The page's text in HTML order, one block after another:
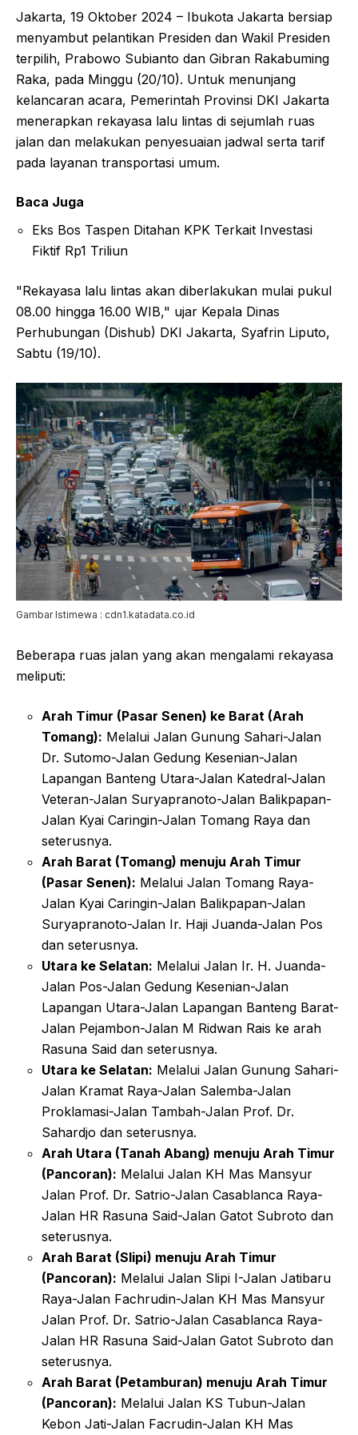
Jakarta, 19 Oktober 2024 – Ibukota Jakarta bersiap
menyambut pelantikan Presiden dan Wakil Presiden
terpilih, Prabowo Subianto dan Gibran Rakabuming
Raka, pada Minggu (20/10). Untuk menunjang
kelancaran acara, Pemerintah Provinsi DKI Jakarta
menerapkan rekayasa lalu lintas di sejumlah ruas
jalan dan melakukan penyesuaian jadwal serta tarif
pada layanan transportasi umum.
Baca Juga
Eks Bos Taspen Ditahan KPK Terkait Investasi
Fiktif Rp1 Triliun
"Rekayasa lalu lintas akan diberlakukan mulai pukul
08.00 hingga 16.00 WIB," ujar Kepala Dinas
Perhubungan (Dishub) DKI Jakarta, Syafrin Liputo,
Sabtu (19/10).
Gambar Istimewa : cdn1.katadata.co.id
Beberapa ruas jalan yang akan mengalami rekayasa
meliputi:
Arah Timur (Pasar Senen) ke Barat (Arah
Tomang): Melalui Jalan Gunung Sahari-Jalan
Dr. Sutomo-Jalan Gedung Kesenian-Jalan
Lapangan Banteng Utara-Jalan Katedral-Jalan
Veteran-Jalan Suryapranoto-Jalan Balikpapan-
Jalan Kyai Caringin-Jalan Tomang Raya dan
seterusnya.
Arah Barat (Tomang) menuju Arah Timur
(Pasar Senen): Melalui Jalan Tomang Raya-
Jalan Kyai Caringin-Jalan Balikpapan-Jalan
Suryapranoto-Jalan Ir. Haji Juanda-Jalan Pos
dan seterusnya.
Utara ke Selatan: Melalui Jalan Ir. H. Juanda-
Jalan Pos-Jalan Gedung Kesenian-Jalan
Lapangan Utara-Jalan Lapangan Banteng Barat-
Jalan Pejambon-Jalan M Ridwan Rais ke arah
Rasuna Said dan seterusnya.
Utara ke Selatan: Melalui Jalan Gunung Sahari-
Jalan Kramat Raya-Jalan Salemba-Jalan
Proklamasi-Jalan Tambah-Jalan Prof. Dr.
Sahardjo dan seterusnya.
Arah Utara (Tanah Abang) menuju Arah Timur
(Pancoran): Melalui Jalan KH Mas Mansyur
Jalan Prof. Dr. Satrio-Jalan Casablanca Raya-
Jalan HR Rasuna Said-Jalan Gatot Subroto dan
seterusnya.
Arah Barat (Slipi) menuju Arah Timur
(Pancoran): Melalui Jalan Slipi I-Jalan Jatibaru
Raya-Jalan Fachrudin-Jalan KH Mas Mansyur
Jalan Prof. Dr. Satrio-Jalan Casablanca Raya-
Jalan HR Rasuna Said-Jalan Gatot Subroto dan
seterusnya.
Arah Barat (Petamburan) menuju Arah Timur
(Pancoran): Melalui Jalan KS Tubun-Jalan
Kebon Jati-Jalan Facrudin-Jalan KH Mas